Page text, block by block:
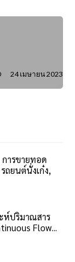
24 เมษายน 2023
ารขายทอด
ถยนต์นั่งเก๋ง,
ห์ปริมาณสาร
Flow...